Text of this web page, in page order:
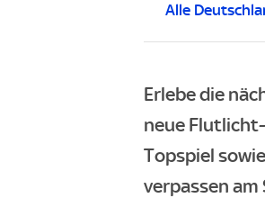
Alle
Erlebe die
neue
Topspiel
verpassen